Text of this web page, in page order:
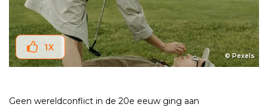
© Pexels
1X
Geen wereldconflict in de 20e eeuw ging aan